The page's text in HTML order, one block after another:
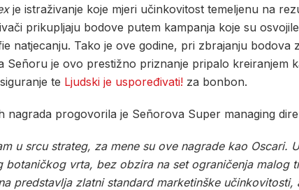
je istraživanje koje mjeri učinkovitost temeljenu na
prikupljaju bodove putem kampanja koje su
natjecanju. Tako je ove godine, pri zbrajanju
Señoru je ovo prestižno priznanje pripalo kreiranjem
te Ljudski je uspoređivati! za bonbon.
nagrada progovorila je Señorova Super managing
u srcu strateg, za mene su ove nagrade kao
botaničkog vrta, bez obzira na set ograničenja malog
predstavlja zlatni standard marketinške